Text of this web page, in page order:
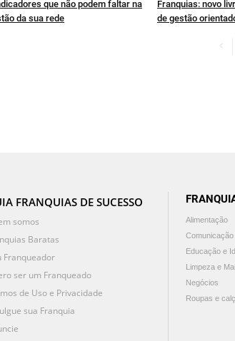
que não podem faltar na
da sua rede
Franquias: novo
de gestão
FRANQUIAS DE SUCESSO
somos
Baratas
Franqueador
ser um Franqueado
de Uso e Privacidade
sua Franquia
Alimentação
Educação e
Limpeza e
Negócios
Roupas e